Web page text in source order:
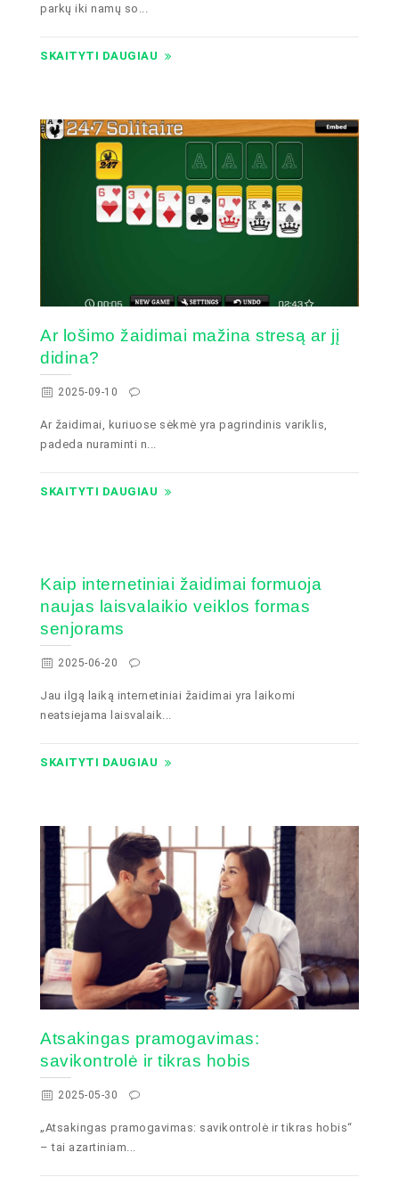
parkų iki namų so...
SKAITYTI DAUGIAU
Ar lošimo žaidimai mažina stresą ar jį
didina?
2025-09-10
Ar žaidimai, kuriuose sėkmė yra pagrindinis variklis,
padeda nuraminti n...
SKAITYTI DAUGIAU
Kaip internetiniai žaidimai formuoja
naujas laisvalaikio veiklos formas
senjorams
2025-06-20
Jau ilgą laiką internetiniai žaidimai yra laikomi
neatsiejama laisvalaik...
SKAITYTI DAUGIAU
Atsakingas pramogavimas:
savikontrolė ir tikras hobis
2025-05-30
„Atsakingas pramogavimas: savikontrolė ir tikras hobis“
– tai azartiniam...